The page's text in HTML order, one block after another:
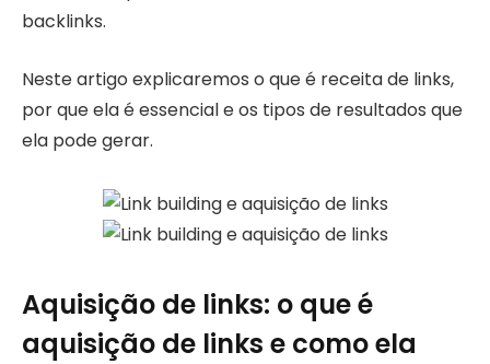
backlinks.
Neste artigo explicaremos o que é receita de links,
por que ela é essencial e os tipos de resultados que
ela pode gerar.
Aquisição de links: o que é
aquisição de links e como ela